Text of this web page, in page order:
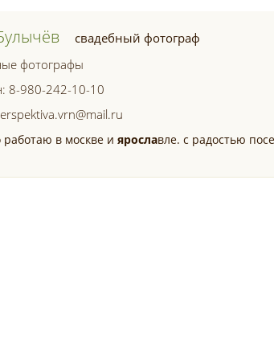
свадебный фотограф
фотографы
8-980-242-10-10
работаю в москве иярославле. с радостью